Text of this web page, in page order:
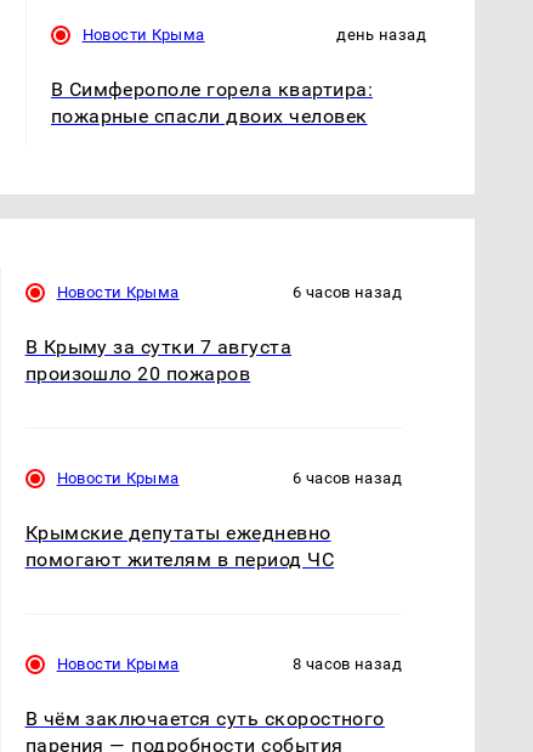
Новости Крыма день назад
В Симферополе горела квартира:
пожарные спасли двоих человек
Новости Крыма 6 часов назад
В Крыму за сутки 7 августа
произошло 20 пожаров
Новости Крыма 6 часов назад
Крымские депутаты ежедневно
помогают жителям в период ЧС
Новости Крыма 8 часов назад
В чём заключается суть скоростного
парения — подробности события